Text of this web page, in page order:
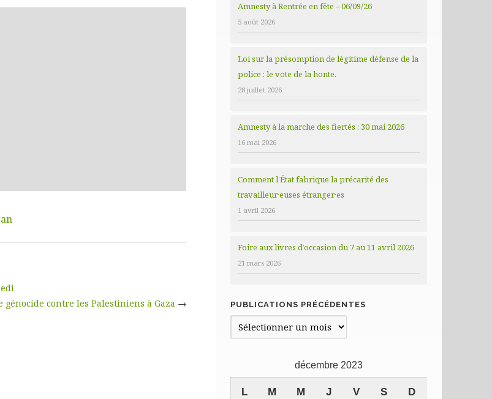
contre les Palestiniens à Gaza →
Amnesty à Rentrée en fête – 06/09/26
5 août 2026
Loi sur la présomption de légitime défense de la
police : le vote de la honte.
28 juillet 2026
Amnesty à la marche des fiertés : 30 mai 2026
16 mai 2026
Comment l’État fabrique la précarité des
travailleur·euses étranger·es
1 avril 2026
Foire aux livres d’occasion du 7 au 11 avril 2026
21 mars 2026
PUBLICATIONS PRÉCÉDENTES
Publications
précédentes
décembre 2023
L M M J V S D